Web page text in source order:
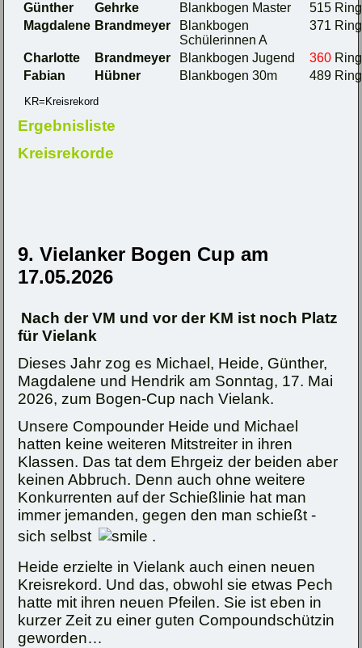
Günther
Gehrke Blankbogen Master
515
Magdalene Brandmeyer
Blankbogen
Schülerinnen A
371
Charlotte Brandmeyer Blankbogen Jugend 360
Fabian
Hübner Blankbogen 30m 489
KR=Kreisrekord
Ergebnisliste
Kreisrekorde
9. Vielanker Bogen Cup am
17.05.2026
Nach der VM und vor der KM ist noch Platz
für Vielank
Dieses Jahr zog es Michael, Heide, Günther,
Magdalene und Hendrik am Sonntag, 17. Mai
2026, zum Bogen-Cup nach Vielank.
Unsere Compounder Heide und Michael
hatten keine weiteren Mitstreiter in ihren
Klassen. Das tat dem Ehrgeiz der beiden aber
keinen Abbruch. Denn auch ohne weitere
Konkurrenten auf der Schießlinie hat man
immer jemanden, gegen den man schießt -
sich selbst
.
Heide erzielte in Vielank auch einen neuen
Kreisrekord. Und das, obwohl sie etwas Pech
hatte mit ihren neuen Pfeilen. Sie ist eben in
kurzer Zeit zu einer guten Compoundschützin
geworden…